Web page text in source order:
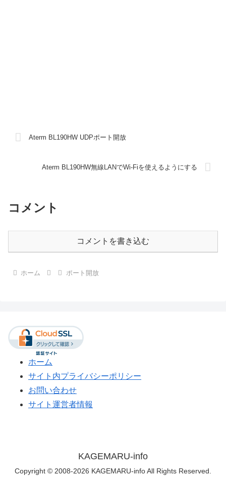
Aterm BL190HW UDPポート開放
Aterm BL190HW無線LANでWi-Fiを使えるようにする
コメント
コメントを書き込む
ホーム ポート開放
ホーム
サイト内プライバシーポリシー
お問い合わせ
サイト運営者情報
KAGEMARU-info
Copyright © 2008-2026 KAGEMARU-info All Rights Reserved.